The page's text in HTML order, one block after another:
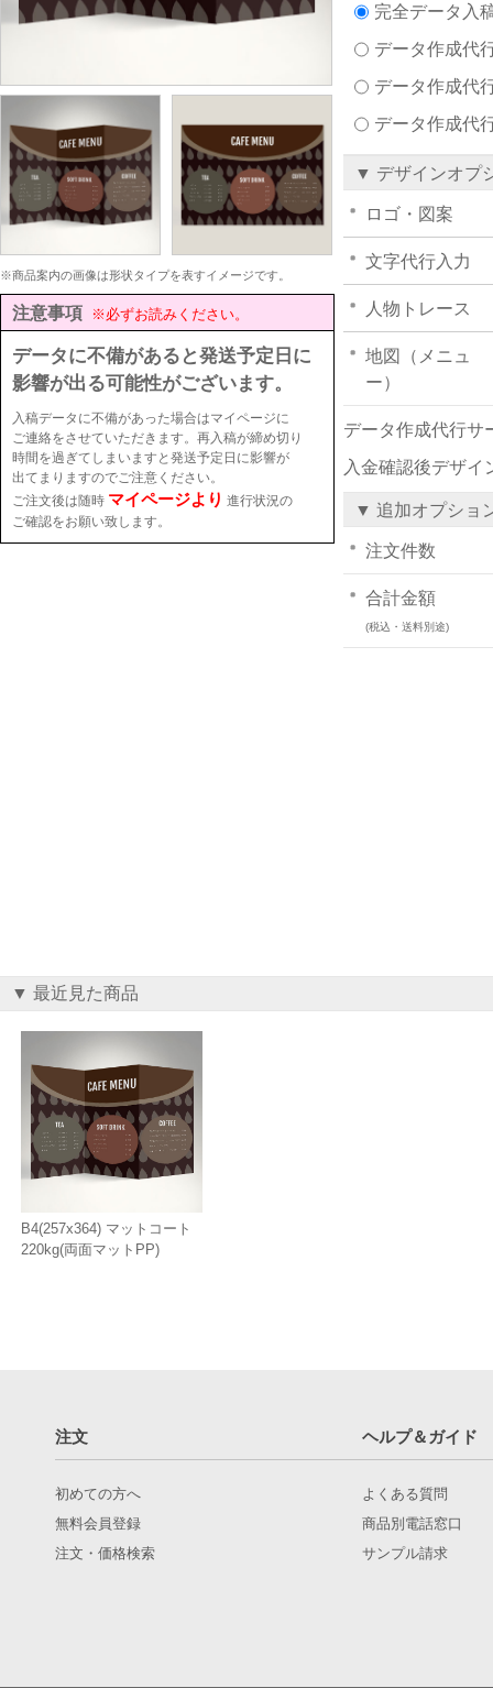
※商品案内の画像は形状タイプを表すイメージです。
注意事項 ※必ずお読みください。
データに不備があると発送予定日に
影響が出る可能性がございます。
入稿データに不備があった場合はマイページに
ご連絡をさせていただきます。再入稿が締め切り
時間を過ぎてしまいますと発送予定日に影響が
出てまりますのでご注意ください。
ご注文後は随時 マイページより 進行状況の
ご確認をお願い致します。
完全データ入
データ作成代
データ作成代
データ作成代
▼ デザインオプ
ロゴ・図案
文字代行入力
人物トレース
地図（メニュ
ー）
データ作成代行サ
入金確認後デザイ
▼ 追加オプショ
注文件数
合計金額
(税込・送料別途)
▼ 最近見た商品
B4(257x364) マットコート
220kg(両面マットPP)
注文 ヘルプ＆ガイド
初めての方へ
無料会員登録
注文・価格検索
よくある質問
商品別電話窓口
サンプル請求